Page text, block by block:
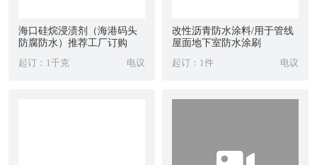
海口硅烷浸渍剂（海港码头
防腐防水）推荐工厂订购
起订：1千克 电议
改性沥青防水涂料/用于管线
屋面地下室防水涂刷
起订：1件 电议